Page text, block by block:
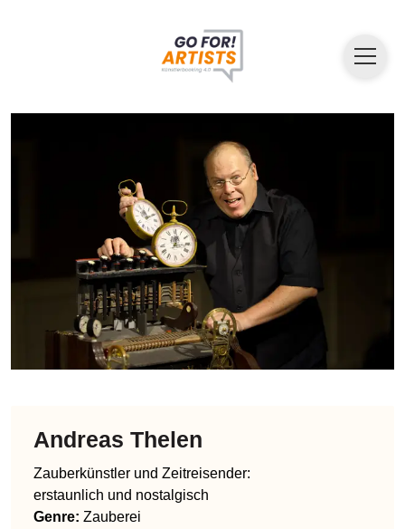
Andreas Thelen
Zauberkünstler und Zeitreisender:
erstaunlich und nostalgisch
Genre: Zauberei